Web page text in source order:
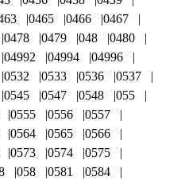
0465 0466
0467
0478 0479 048
0480
04992 04994
04996
0532 0533 0536
0537
0545 0547 0548
055
0555 0556
0557
0564 0565
0566
0573 0574
0575
058 0581
0584